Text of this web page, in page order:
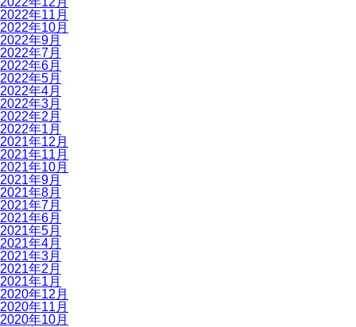
2022年11月
2022年10月
2022年9月
2022年7月
2022年6月
2022年5月
2022年4月
2022年3月
2022年2月
2022年1月
2021年12月
2021年11月
2021年10月
2021年9月
2021年8月
2021年7月
2021年6月
2021年5月
2021年4月
2021年3月
2021年2月
2021年1月
2020年12月
2020年11月
2020年10月